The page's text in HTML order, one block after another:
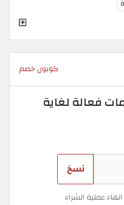
كوبون خصم
٢٠ | خصومات فعالة لغاية
نسخ
عملية الشراء